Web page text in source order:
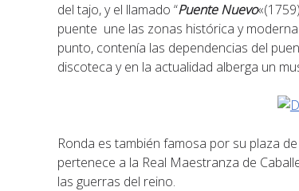
del tajo, y el llamado “Puente Nuevo
puente une las zonas histórica y
punto, contenía las dependencias del
discoteca y en la actualidad alberga un
Ronda es también famosa por su plaza
pertenece a la Real Maestranza de
las guerras del reino.